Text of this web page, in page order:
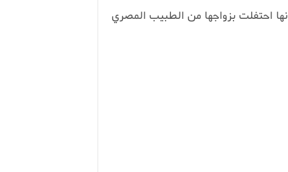
احتفلت بزواجها من الطبيب المصري